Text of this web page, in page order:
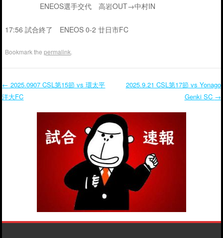
ENEOS選手交代 高岩OUT→中村IN
17:56 試合終了 ENEOS 0-2 廿日市FC
Bookmark thepermalink
Post navigation
← 2025.0907 CSL第15節 vs 環太平
洋大FC
2025.9.21 CSL第17節 vs Yonago
Genki SC →